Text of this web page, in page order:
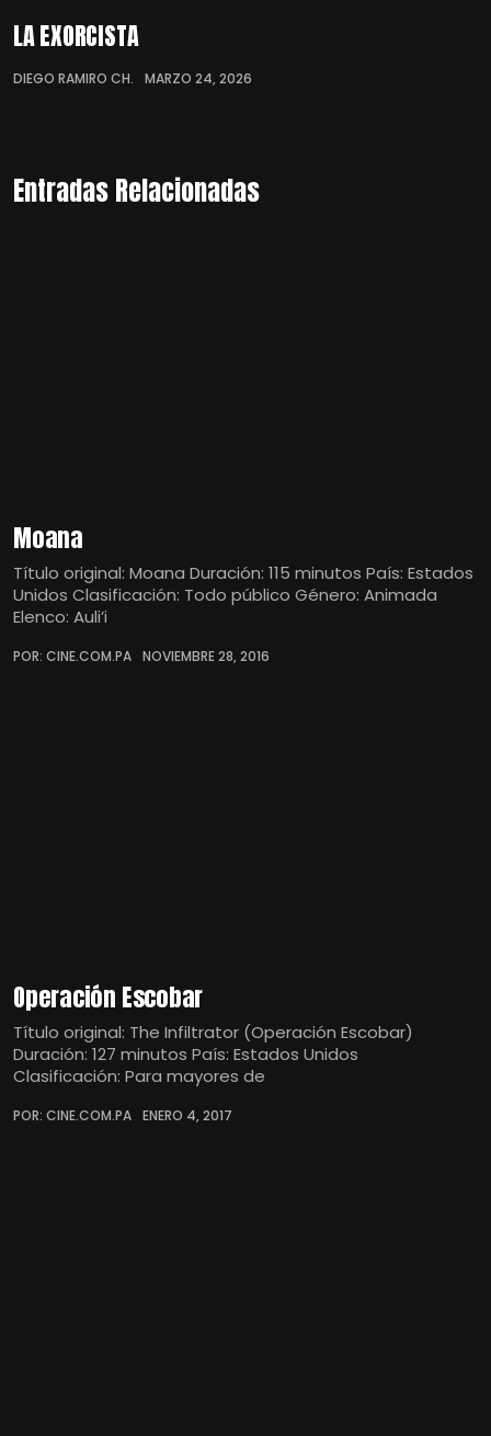
LA EXORCISTA
DIEGO RAMIRO CH. MARZO 24, 2026
Entradas Relacionadas
Moana
Título original: Moana Duración: 115 minutos País: Estados
Unidos Clasificación: Todo público Género: Animada
Elenco: Auli’i
POR: CINE.COM.PA NOVIEMBRE 28, 2016
Operación Escobar
Título original: The Infiltrator (Operación Escobar)
Duración: 127 minutos País: Estados Unidos
Clasificación: Para mayores de
POR: CINE.COM.PA ENERO 4, 2017